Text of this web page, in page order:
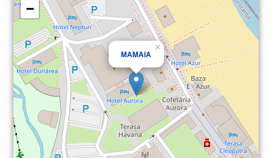
MAMAIA
×
−